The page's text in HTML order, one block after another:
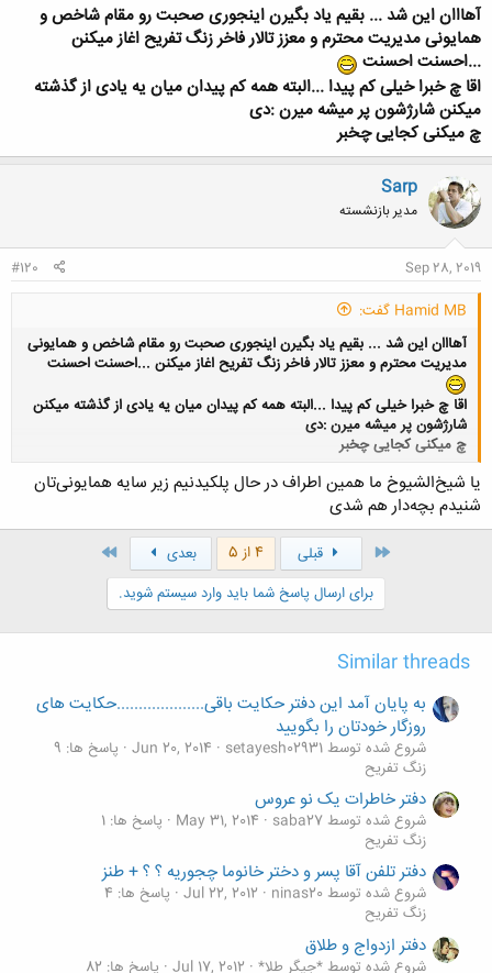
آهااان این شد ... بقیم یاد بگیرن اینجوری صحبت رو مقام شاخص و
همایونی مدیریت محترم و معزز تالار فاخر زنگ تفریح اغاز میکنن
...احسنت احسنت
اقا چ خبرا خیلی کم پیدا ...البته همه کم پیدان میان یه یادی از گذشته
میکنن شارژشون پر میشه میرن :دی
چ میکنی کجایی چخبر
Sarp
مدیر بازنشسته
Sep 28, 2019
#120
Hamid MB گفت:
آهااان این شد ... بقیم یاد بگیرن اینجوری صحبت رو مقام شاخص و همایونی
مدیریت محترم و معزز تالار فاخر زنگ تفریح اغاز میکنن ...احسنت احسنت
اقا چ خبرا خیلی کم پیدا ...البته همه کم پیدان میان یه یادی از گذشته میکنن
شارژشون پر میشه میرن :دی
چ میکنی کجایی چخبر
کلیک کنید تا باز شود...
یا شیخ‌الشیوخ ما همین اطراف در حال پلکیدنیم زیر سایه همایونی‌تان
شنیدم بچه‌دار هم شدی
قبلی 4 از 5 بعدی
برای ارسال پاسخ شما باید وارد سیستم شوید.
Similar threads
به پایان آمد این دفتر حکایت باقی....................حکایت های
روزگار خودتان را بگویید
شروع شده توسط setayesh02931 Jun 20, 2014 پاسخ ها: 9
زنگ تفريح
دفتر خاطرات یک نو عروس
شروع شده توسط saba27 May 31, 2014
پاسخ ها: 1
زنگ تفريح
دفتر تلفن آقا پسر و دختر خانوما چجوریه ؟ ؟ + طنز
شروع شده توسط ninas20 Jul 22, 2012 پاسخ ها: 4
زنگ تفريح
دفتر ازدواج و طلاق
شروع شده توسط *جیگر طلا* Jul 17, 2012 پاسخ ها: 82